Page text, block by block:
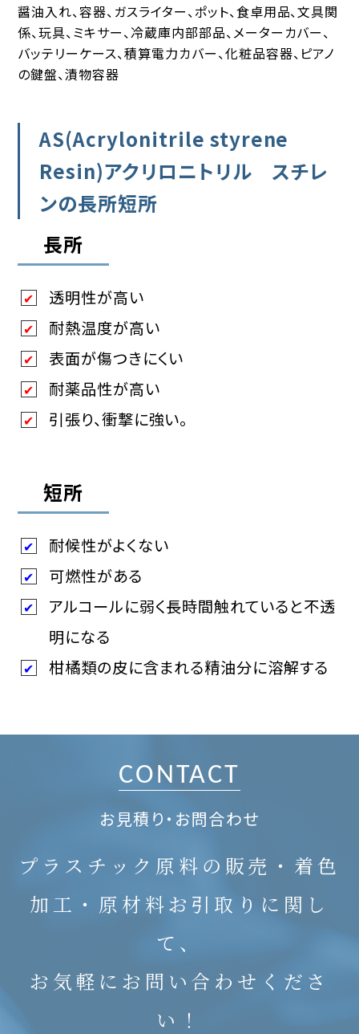
醤油入れ、容器、ガスライター、ポット、食卓用品、文具関
係、玩具、ミキサー、冷蔵庫内部部品、メーターカバー、
バッテリーケース、積算電力カバー、化粧品容器、ピアノ
の鍵盤、漬物容器
AS(Acrylonitrile styrene
Resin)アクリロニトリル スチレ
ンの長所短所
長所
透明性が高い
耐熱温度が高い
表面が傷つきにくい
耐薬品性が高い
引張り、衝撃に強い。
短所
耐候性がよくない
可燃性がある
アルコールに弱く長時間触れていると不透
明になる
柑橘類の皮に含まれる精油分に溶解する
CONTACT
お見積り・お問合わせ
プラスチック原料の販売・着色
加工・原材料お引取りに関し
て、
お気軽にお問い合わせくださ
い！